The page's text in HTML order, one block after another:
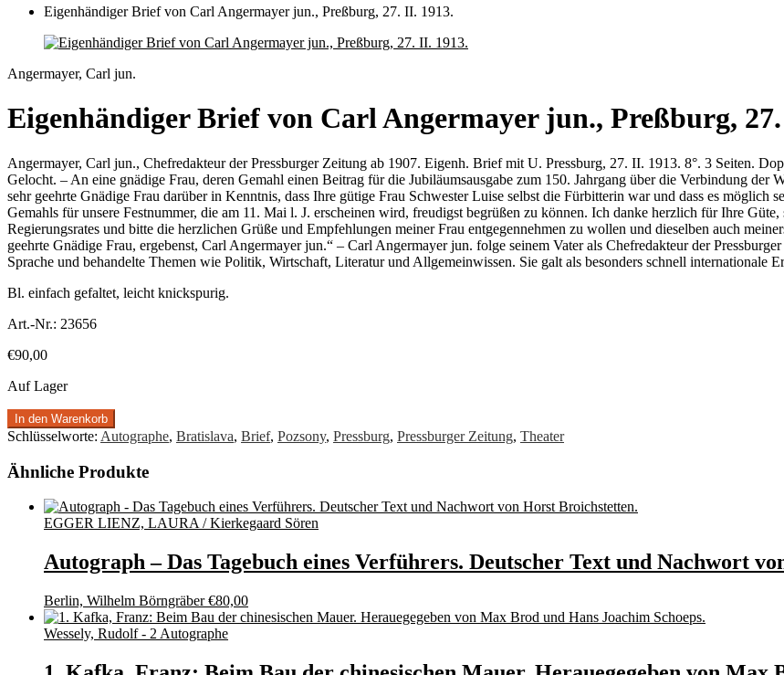
Eigenhändiger Brief von Carl Angermayer jun., Preßburg, 27. II. 1913.
Angermayer, Carl jun.
Eigenhändiger Brief von Carl Angermayer jun., Preßburg,
Angermayer, Carl jun., Chefredakteur der Pressburger Zeitung ab 1907. Eigenh. Brief mit U. Pressburg, 27. II. 1913. 8°. 3 Seiten.
Gelocht. – An eine gnädige Frau, deren Gemahl einen Beitrag für die Jubiläumsausgabe zum 150. Jahrgang über die Verbindung
sehr geehrte Gnädige Frau darüber in Kenntnis, dass Ihre gütige Frau Schwester Luise selbst die Fürbitterin war und dass es möglich
Gemahls für unsere Festnummer, die am 11. Mai l. J. erscheinen wird, freudigst begrüßen zu können. Ich danke herzlich für Ihre
Regierungsrates und bitte die herzlichen Grüße und Empfehlungen meiner Frau entgegennehmen zu wollen und dieselben auch
geehrte Gnädige Frau, ergebenst, Carl Angermayer jun.“ – Carl Angermayer jun. folge seinem Vater als Chefredakteur der
Sprache und behandelte Themen wie Politik, Wirtschaft, Literatur und Allgemeinwissen. Sie galt als besonders schnell internationale
Bl. einfach gefaltet, leicht knickspurig.
Art.-Nr.: 23656
€90,00
Auf Lager
In den Warenkorb
Schlüsselworte: Autographe, Bratislava, Brief, Pozsony, Pressburg, Pressburger Zeitung, Theater
Ähnliche Produkte
EGGER LIENZ, LAURA / Kierkegaard Sören
Autograph – Das Tagebuch eines Verführers. Deutscher Text und Nachwort
Berlin, Wilhelm Börngräber €80,00
Wessely, Rudolf - 2 Autographe